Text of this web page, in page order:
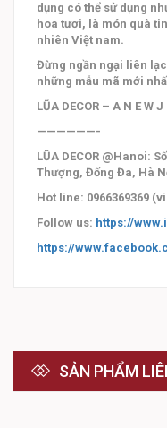
dụng có thể sử dụng
hoa tươi, là món quà
nhiên Việt nam.
Đừng ngần ngại liên lạc
những mẫu mã mới
LŨA DECOR – A N E W J
——————-
LŨA DECOR @Hanoi:
Thượng, Đống Đa, Hà
Hot line: 0966369369
Follow us: https://
https://
SẢN PHẨM